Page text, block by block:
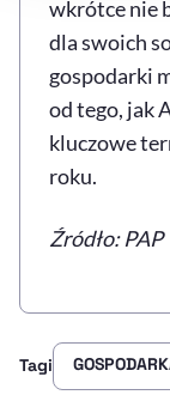
wkrótce nie
dla swoich
gospodarki
od tego, jak
kluczowe
roku.
Źródło: PAP
Tagi